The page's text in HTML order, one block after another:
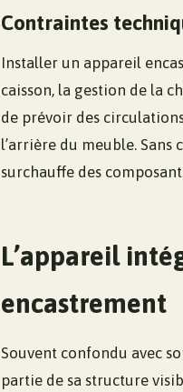
Contraintes
Installer un appareil
caisson, la gestion de la
de prévoir des
l’arrière du meuble. Sans
surchauffe des
L’appareil
encastrement
Souvent confondu avec
partie de sa structure